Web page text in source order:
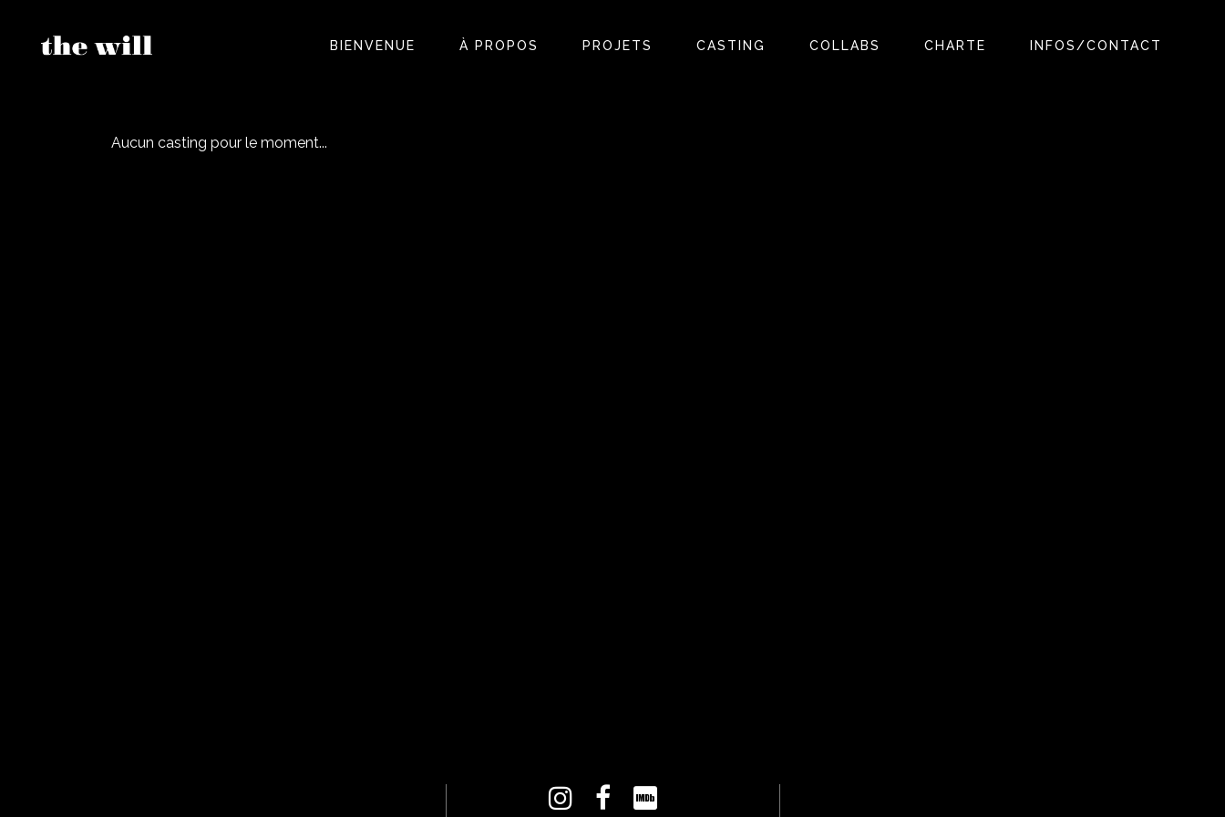
BIENVENUE À PROPOS PROJETS CASTING COLLABS CHARTE INFOS/CONTACT
Aucun casting pour le moment...